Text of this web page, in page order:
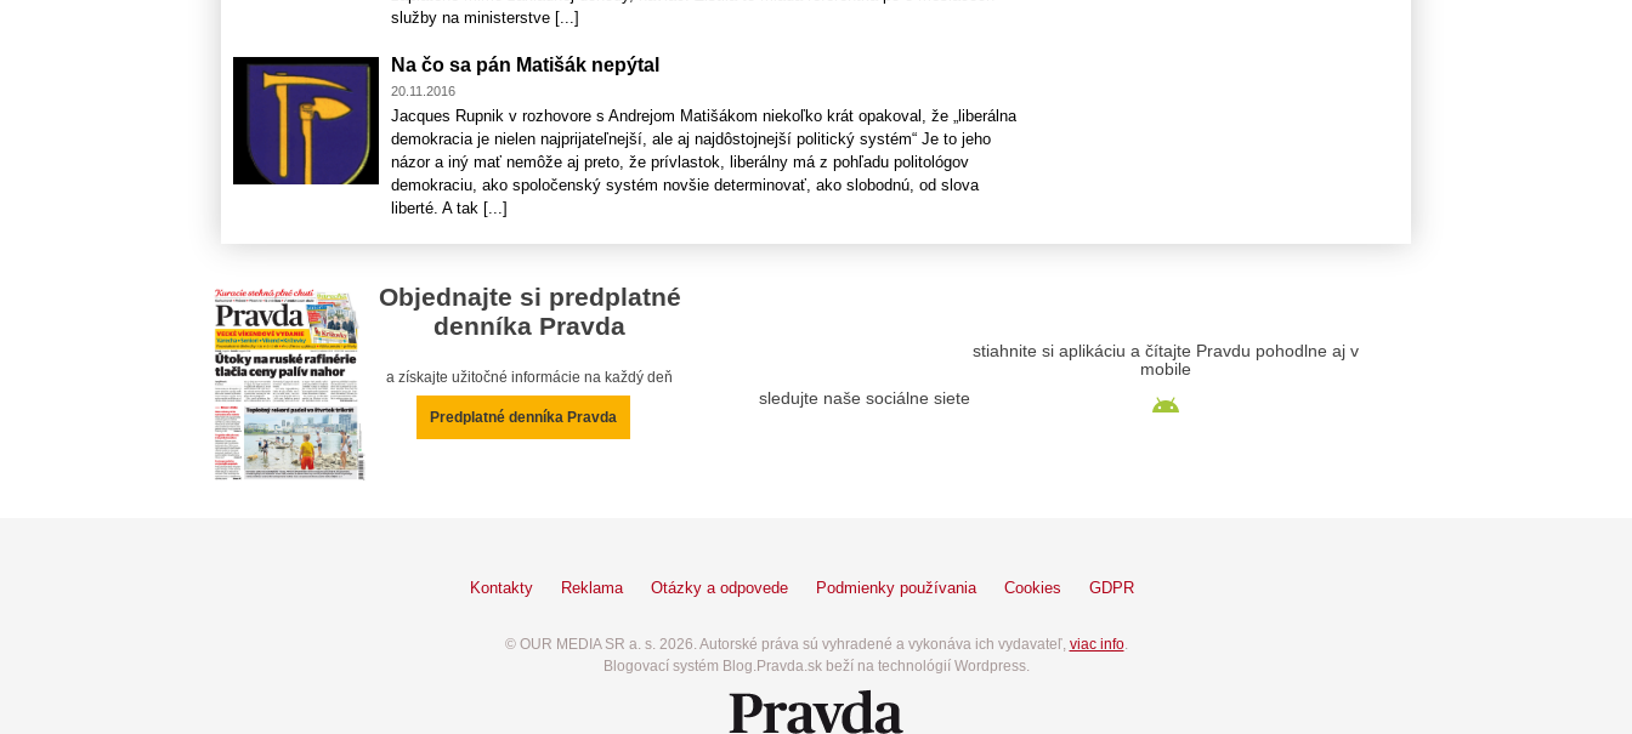
služby na ministerstve [...]
Na čo sa pán Matišák nepýtal
20.11.2016
Jacques Rupnik v rozhovore s Andrejom Matišákom niekoľko krát opakoval, že „liberálna
demokracia je nielen najprijateľnejší, ale aj najdôstojnejší politický systém“ Je to jeho
názor a iný mať nemôže aj preto, že prívlastok, liberálny má z pohľadu politológov
demokraciu, ako spoločenský systém novšie determinovať, ako slobodnú, od slova
liberté. A tak [...]
Objednajte si predplatné
denníka Pravda
a získajte užitočné informácie na každý deň
Predplatné denníka Pravda
sledujte naše sociálne siete
stiahnite si aplikáciu a čítajte Pravdu pohodlne aj v
mobile
Kontakty Reklama Otázky a odpovede Podmienky používania Cookies GDPR
© OUR MEDIA SR a. s. 2026. Autorské práva sú vyhradené a vykonáva ich vydavateľ, viac info.
Blogovací systém Blog.Pravda.sk beží na technológií Wordpress.